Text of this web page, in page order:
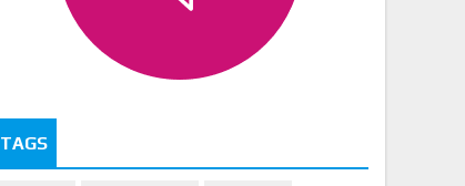
TAGS